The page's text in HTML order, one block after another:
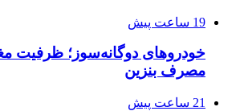
19 ساعت پیش
خودروهای دوگانه‌سوز؛ ظرفیت
مصرف بنزین
21 ساعت پیش